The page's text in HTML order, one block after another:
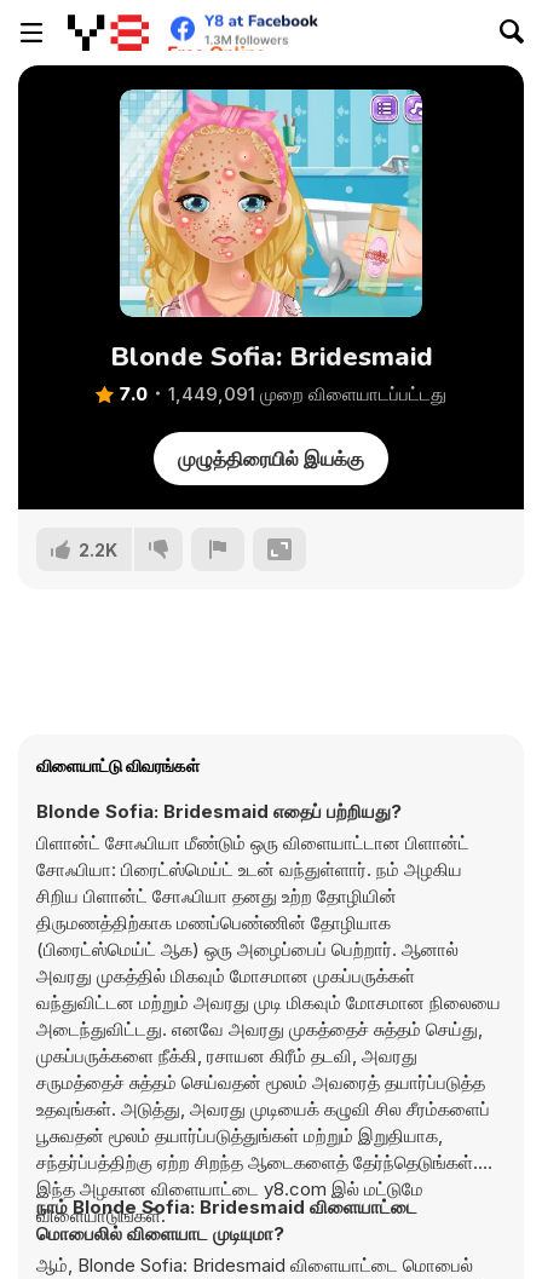
Blonde Sofia: Bridesmaid
7.0 1,449,091 முறை விளையாடப்பட்டது
முழுத்திரையில் இயக்கு
2.2K
விளையாட்டு விவரங்கள்
Blonde Sofia: Bridesmaid எதைப் பற்றியது?
பிளான்ட் சோஃபியா மீண்டும் ஒரு விளையாட்டான பிளான்ட்
சோஃபியா: பிரைட்ஸ்மெய்ட் உடன் வந்துள்ளார். நம் அழகிய
சிறிய பிளான்ட் சோஃபியா தனது உற்ற தோழியின்
திருமணத்திற்காக மணப்பெண்ணின் தோழியாக
(பிரைட்ஸ்மெய்ட் ஆக) ஒரு அழைப்பைப் பெற்றார். ஆனால்
அவரது முகத்தில் மிகவும் மோசமான முகப்பருக்கள்
வந்துவிட்டன மற்றும் அவரது முடி மிகவும் மோசமான நிலையை
அடைந்துவிட்டது. எனவே அவரது முகத்தைச் சுத்தம் செய்து,
முகப்பருக்களை நீக்கி, ரசாயன கிரீம் தடவி, அவரது
சருமத்தைச் சுத்தம் செய்வதன் மூலம் அவரைத் தயார்ப்படுத்த
உதவுங்கள். அடுத்து, அவரது முடியைக் கழுவி சில சீரம்களைப்
பூசுவதன் மூலம் தயார்ப்படுத்துங்கள் மற்றும் இறுதியாக,
சந்தர்ப்பத்திற்கு ஏற்ற சிறந்த ஆடைகளைத் தேர்ந்தெடுங்கள்.
இந்த அழகான விளையாட்டை y8.com இல் மட்டுமே
விளையாடுங்கள்.
நாம் Blonde Sofia: Bridesmaid விளையாட்டை
மொபைலில் விளையாட முடியுமா?
ஆம், Blonde Sofia: Bridesmaid விளையாட்டை மொபைல்